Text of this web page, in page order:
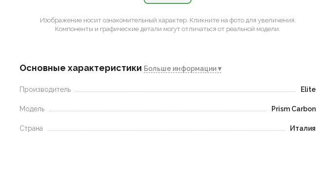
Изображение носит ознакомительный характер. Кликните на фото для увеличения.
Компоненты и графические детали могут отличаться от реальной модели.
Основные характеристики Больше информации ▾
Производитель Elite
Модель Prism Carbon
Страна Италия